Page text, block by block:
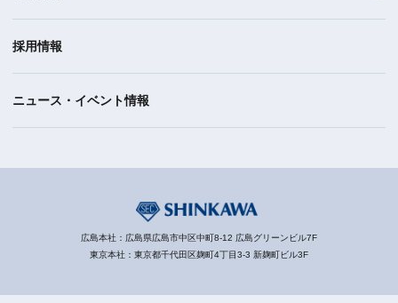
採用情報
ニュース・イベント情報
広島本社：広島県広島市中区中町8-12 広島グリーンビル7F
東京本社：東京都千代田区麹町4丁目3-3 新麹町ビル3F